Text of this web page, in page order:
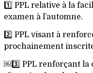
1️⃣ PPL relative à la
examen à l’automne.
2️⃣ PPL visant à
prochainement
￼3️⃣ PPL renforçant la